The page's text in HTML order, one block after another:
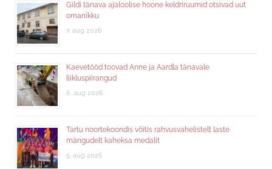
Gildi tänava ajaloolise hoone keldriruumid otsivad uut
omanikku
7. aug 2026
Kaevetööd toovad Anne ja Aardla tänavale
liikluspiirangud
6. aug 2026
Tartu noortekoondis võitis rahvusvahelistelt laste
mängudelt kaheksa medalit
5. aug 2026